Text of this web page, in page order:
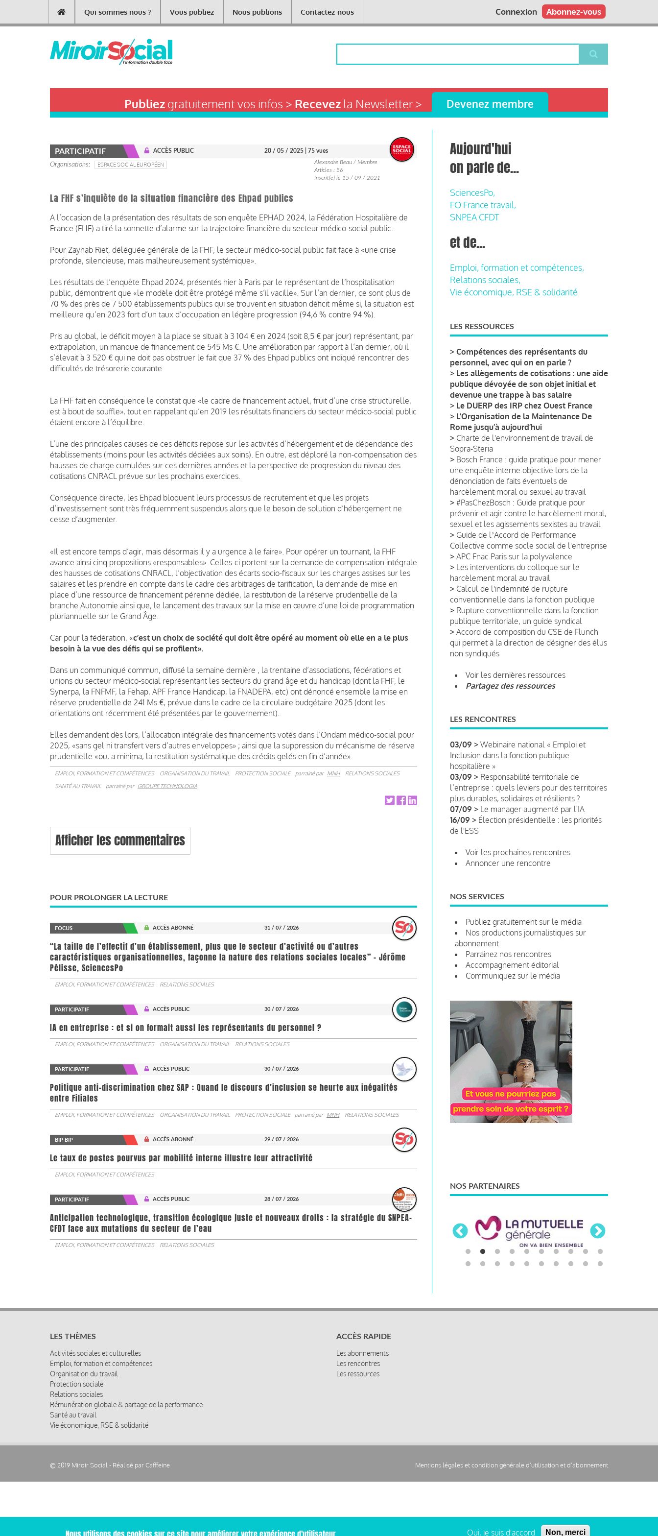
contenu
Main
navigation
Qui sommes nous ? Vous publiez Nous publions Contactez-nous Abonnez-vous
Connexion
Publiezgratuitement vos infos > Recevezla Newsletter > Devenez membre
PARTICIPATIF ACCÈS PUBLIC 20 / 05 / 2025 | 75 vues
Organisations ESPACE SOCIAL EUROPÉEN
Alexandre Beau / Membre
Articles : 56
Inscrit(e) le 15 / 09 / 2021
La FHF s’inquiète de la situation financière des Ehpad publics
A l’occasion de la présentation des résultats de son enquête EPHAD 2024, la Fédération Hospitalière de
France (FHF) a tiré la sonnette d’alarme sur la trajectoire financière du secteur médico-social public.
Pour Zaynab Riet, déléguée générale de la FHF, le secteur médico-social public fait face à «une crise
profonde, silencieuse, mais malheureusement systémique».
Les résultats de l’enquête Ehpad 2024, présentés hier à Paris par le représentant de l’hospitalisation
public, démontrent que «le modèle doit être protégé même s’il vacille». Sur l’an dernier, ce sont plus de
70 % des près de 7 500 établissements publics qui se trouvent en situation déficit même si, la situation est
meilleure qu’en 2023 fort d’un taux d’occupation en légère progression (94,6 % contre 94 %).
Pris au global, le déficit moyen à la place se situait à 3 104 € en 2024 (soit 8,5 € par jour) représentant, par
extrapolation, un manque de financement de 545 Ms €. Une amélioration par rapport à l’an dernier, où il
s’élevait à 3 520 € qui ne doit pas obstruer le fait que 37 % des Ehpad publics ont indiqué rencontrer des
difficultés de trésorerie courante.
La FHF fait en conséquence le constat que «le cadre de financement actuel, fruit d’une crise structurelle,
est à bout de souffle», tout en rappelant qu’en 2019 les résultats financiers du secteur médico-social public
étaient encore à l’équilibre.
L’une des principales causes de ces déficits repose sur les activités d’hébergement et de dépendance des
établissements (moins pour les activités dédiées aux soins). En outre, est déploré la non-compensation des
hausses de charge cumulées sur ces dernières années et la perspective de progression du niveau des
cotisations CNRACL prévue sur les prochains exercices.
Conséquence directe, les Ehpad bloquent leurs processus de recrutement et que les projets
d’investissement sont très fréquemment suspendus alors que le besoin de solution d’hébergement ne
cesse d’augmenter.
«Il est encore temps d’agir, mais désormais il y a urgence à le faire». Pour opérer un tournant, la FHF
avance ainsi cinq propositions «responsables». Celles-ci portent sur la demande de compensation intégrale
des hausses de cotisations CNRACL, l’objectivation des écarts socio-fiscaux sur les charges assises sur les
salaires et les prendre en compte dans le cadre des arbitrages de tarification, la demande de mise en
place d’une ressource de financement pérenne dédiée, la restitution de la réserve prudentielle de la
branche Autonomie ainsi que, le lancement des travaux sur la mise en œuvre d’une loi de programmation
pluriannuelle sur le Grand Âge.
Car pour la fédération, «c’est un choix de société qui doit être opéré au moment où elle en a le plus
besoin à la vue des défis qui se profilent».
Dans un communiqué commun, diffusé la semaine dernière , la trentaine d’associations, fédérations et
unions du secteur médico-social représentant les secteurs du grand âge et du handicap (dont la FHF, le
Synerpa, la FNFMF, la Fehap, APF France Handicap, la FNADEPA, etc) ont dénoncé ensemble la mise en
réserve prudentielle de 241 Ms €, prévue dans le cadre de la circulaire budgétaire 2025 (dont les
orientations ont récemment été présentées par le gouvernement).
Elles demandent dès lors, l’allocation intégrale des financements votés dans l’Ondam médico-social pour
2025, «sans gel ni transfert vers d’autres enveloppes» ; ainsi que la suppression du mécanisme de réserve
prudentielle «ou, a minima, la restitution systématique des crédits gelés en fin d’année».
EMPLOI, FORMATION ET COMPÉTENCES ORGANISATION DU TRAVAIL PROTECTION SOCIALE parrainé par MNH
RELATIONS SOCIALES
SANTÉ AU TRAVAIL
parrainé par GROUPE TECHNOLOGIA
Afficher les commentaires
POUR PROLONGER LA LECTURE
FOCUS ACCÈS ABONNÉ 31 / 07 / 2026
“La taille de l’effectif d’un établissement, plus que le secteur d’activité ou d’autres
caractéristiques organisationnelles, façonne la nature des relations sociales locales” - Jérôme
Pélisse, SciencesPo
EMPLOI, FORMATION ET COMPÉTENCES RELATIONS SOCIALES
PARTICIPATIF ACCÈS PUBLIC 30 / 07 / 2026
IA en entreprise : et si on formait aussi les représentants du personnel ?
EMPLOI, FORMATION ET COMPÉTENCES ORGANISATION DU TRAVAIL RELATIONS SOCIALES
PARTICIPATIF ACCÈS PUBLIC 30 / 07 / 2026
Politique anti-discrimination chez SAP : Quand le discours d’inclusion se heurte aux inégalités
entre Filiales
EMPLOI, FORMATION ET COMPÉTENCES ORGANISATION DU TRAVAIL PROTECTION SOCIALE parrainé par MNH RELATIONS SOCIALES
BIP BIP ACCÈS ABONNÉ 29 / 07 / 2026
Le taux de postes pourvus par mobilité interne illustre leur attractivité
EMPLOI, FORMATION ET COMPÉTENCES
PARTICIPATIF ACCÈS PUBLIC 28 / 07 / 2026
Anticipation technologique, transition écologique juste et nouveaux droits : la stratégie du SNPEA-
CFDT face aux mutations du secteur de l’eau
EMPLOI, FORMATION ET COMPÉTENCES RELATIONS SOCIALES
Aujourd'hui
on parle de...
SciencesPo,
FO France travail,
SNPEA CFDT
et de...
Emploi, formation et compétences,
Relations sociales,
Vie économique, RSE & solidarité
LES RESSOURCES
> Compétences des représentants du
personnel, avec qui on en parle ?
> Les allègements de cotisations : une aide
publique dévoyée de son objet initial et
devenue une trappe à bas salaire
> Le DUERP des IRP chez Ouest France
> L’Organisation de la Maintenance De
Rome jusqu’à aujourd’hui
> Charte de l'environnement de travail de
Sopra-Steria
> Bosch France : guide pratique pour mener
une enquête interne objective lors de la
dénonciation de faits éventuels de
harcèlement moral ou sexuel au travail
> #PasChezBosch : Guide pratique pour
prévenir et agir contre le harcèlement moral,
sexuel et les agissements sexistes au travail
> Guide de lʼAccord de Performance
Collective comme socle social de l'entreprise
> APC Fnac Paris sur la polyvalence
> Les interventions du colloque sur le
harcèlement moral au travail
> Calcul de l'indemnité de rupture
conventionnelle dans la fonction publique
> Rupture conventionnelle dans la fonction
publique territoriale, un guide syndical
> Accord de composition du CSE de Flunch
qui permet à la direction de désigner des élus
non syndiqués
Voir les dernières ressources
Partagez des ressources
LES RENCONTRES
03/09 > Webinaire national « Emploi et
Inclusion dans la fonction publique
hospitalière »
03/09 > Responsabilité territoriale de
l’entreprise : quels leviers pour des territoires
plus durables, solidaires et résilients ?
07/09 > Le manager augmenté par l'IA
16/09 > Élection présidentielle : les priorités
de l'ESS
Voir les prochaines rencontres
Annoncer une rencontre
NOS SERVICES
Publiez gratuitement sur le média
Nos productions journalistiques sur
abonnement
Parrainez nos rencontres
Accompagnement éditorial
Communiquez sur le média
NOS PARTENAIRES
LES THÈMES
Activités sociales et culturelles
Emploi, formation et compétences
Organisation du travail
Protection sociale
Relations sociales
Rémunération globale & partage de la performance
Santé au travail
Vie économique, RSE & solidarité
ACCÈS RAPIDE
Les abonnements
Les rencontres
Les ressources
© 2019 Miroir Social - Réalisé par Cafffeine
Pied
page
Mentions légales et condition générale d’utilisation et d’abonnement
Oui, je suis d'accord Non, merci